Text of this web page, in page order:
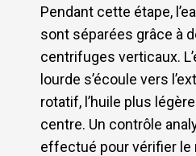
Pendant cette étape,
sont séparées grâce à
centrifuges verticaux.
lourde s’écoule vers
rotatif, l’huile plus
centre. Un contrôle
effectué pour vérifier le